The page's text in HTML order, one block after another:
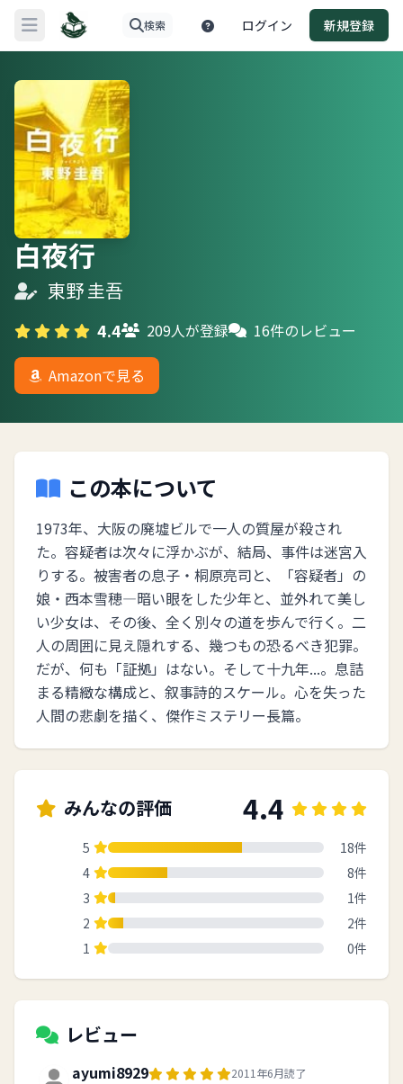
メニューを開く 検索 ログイン 新規登録
白夜行
東野 圭吾
4.4 209人が登録 16件のレビュー
Amazonで見る
この本について
1973年、大阪の廃墟ビルで一人の質屋が殺され
た。容疑者は次々に浮かぶが、結局、事件は迷宮入
りする。被害者の息子・桐原亮司と、「容疑者」の
娘・西本雪穂―暗い眼をした少年と、並外れて美し
い少女は、その後、全く別々の道を歩んで行く。二
人の周囲に見え隠れする、幾つもの恐るべき犯罪。
だが、何も「証拠」はない。そして十九年...。息詰
まる精緻な構成と、叙事詩的スケール。心を失った
人間の悲劇を描く、傑作ミステリー長篇。
みんなの評価 4.4
5
18件
4
8件
3
1件
2
2件
1
0件
レビュー
ayumi8929 2011年6月読了